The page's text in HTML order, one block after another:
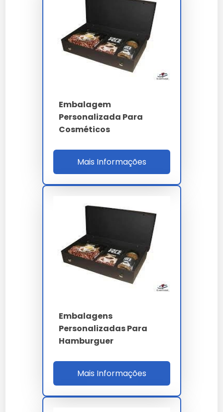
ISO 12647. O ROI 20% considera 42% premium
pricing branding, 34% fidelização marca e 28%
diferenciação competitiva.
PARÂMETRO ESPECIFICAÇÃO
Multisubstrato kraft +
Impressão
Pantone delta E<2
Acabamentos
Personalização
reutilizável 500k
NBR 13230 / FSC / ISO
12647-2
Embalagem
Personalizada Para
Cosméticos
Mais Informações
Embalagens
Personalizadas Para
Hamburguer
Mais Informações